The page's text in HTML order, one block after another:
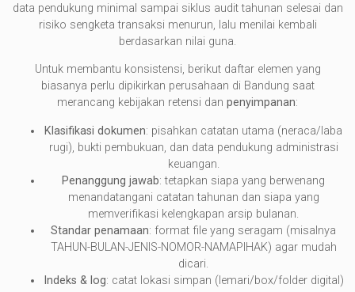
data pendukung minimal sampai siklus audit tahunan selesai dan
risiko sengketa transaksi menurun, lalu menilai kembali
berdasarkan nilai guna.
Untuk membantu konsistensi, berikut daftar elemen yang
biasanya perlu dipikirkan perusahaan di Bandung saat
merancang kebijakan retensi dan penyimpanan:
Klasifikasi dokumen: pisahkan catatan utama (neraca/laba
rugi), bukti pembukuan, dan data pendukung administrasi
keuangan.
Penanggung jawab: tetapkan siapa yang berwenang
menandatangani catatan tahunan dan siapa yang
memverifikasi kelengkapan arsip bulanan.
Standar penamaan: format file yang seragam (misalnya
TAHUN-BULAN-JENIS-NOMOR-NAMAPIHAK) agar mudah
dicari.
Indeks & log: catat lokasi simpan (lemari/box/folder digital)